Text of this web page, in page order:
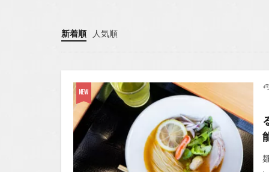
新着順 人気順